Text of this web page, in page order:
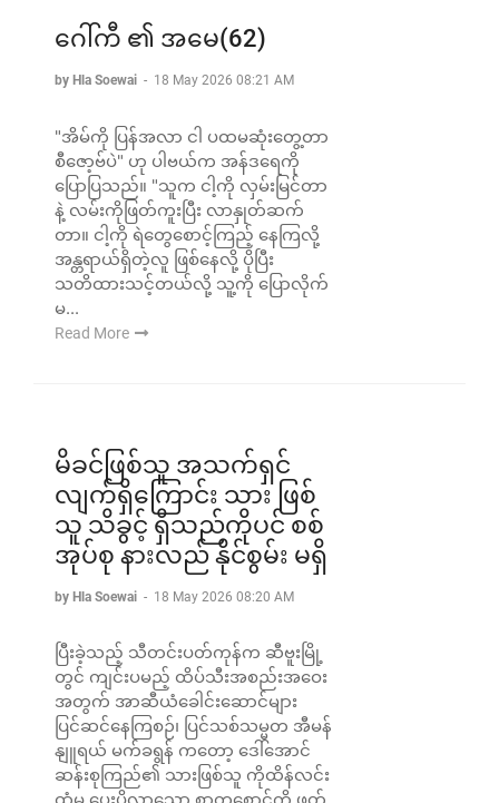
ဂေါ်ကီ ၏ အမေ(62)
by Hla Soewai - 18 May 2026 08:21 AM
"အိမ်ကို ပြန်အလာ ငါ ပထမဆုံးတွေ့တာ
စီဇော့ဗ်ပဲ" ဟု ပါဗယ်က အန်ဒရေကို
ပြောပြသည်။ "သူက ငါ့ကို လှမ်းမြင်တာ
နဲ့ လမ်းကိုဖြတ်ကူးပြီး လာနှုတ်ဆက်
တာ။ ငါ့ကို ရဲတွေစောင့်ကြည့် နေကြလို့
အန္တရာယ်ရှိတဲ့လူ ဖြစ်နေလို့ ပိုပြီး
သတိထားသင့်တယ်လို့ သူ့ကို ပြောလိုက်
မ...
Read More
မိခင်ဖြစ်သူ အသက်ရှင်
လျက်ရှိကြောင်း သား ဖြစ်
သူ သိခွင့် ရှိသည်ကိုပင် စစ်
အုပ်စု နားလည် နိုင်စွမ်း မရှိ
by Hla Soewai - 18 May 2026 08:20 AM
ပြီးခဲ့သည့် သီတင်းပတ်ကုန်က ဆီဗူးမြို့
တွင် ကျင်းပမည့် ထိပ်သီးအစည်းအဝေး
အတွက် အာဆီယံခေါင်းဆောင်များ
ပြင်ဆင်နေကြစဉ်၊ ပြင်သစ်သမ္မတ အီမန်
နျူရယ် မက်ခရွန် ကတော့ ဒေါ်အောင်
ဆန်းစုကြည်၏ သားဖြစ်သူ ကိုထိန်လင်း